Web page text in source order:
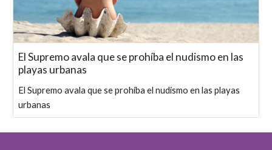
El Supremo avala que se prohíba el nudismo en las
playas urbanas
El Supremo avala que se prohíba el nudismo en las playas
urbanas